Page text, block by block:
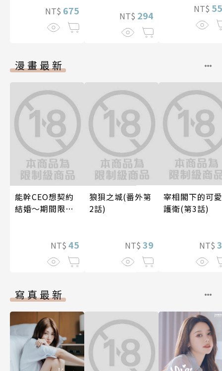
NT$ 675 NT$ 294
NT$
漫畫最新
能幹CEO想契約
結婚～期間限定
NT$ 45
狼狽之城(番外第
2話)
NT$ 39
宰相閣下的可愛
護衛(第3話)
NT$
寫真最新